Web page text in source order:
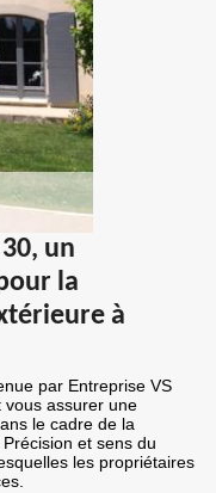
un
la
à
par Entreprise VS
vous assurer une
le cadre de la
et sens du
les propriétaires